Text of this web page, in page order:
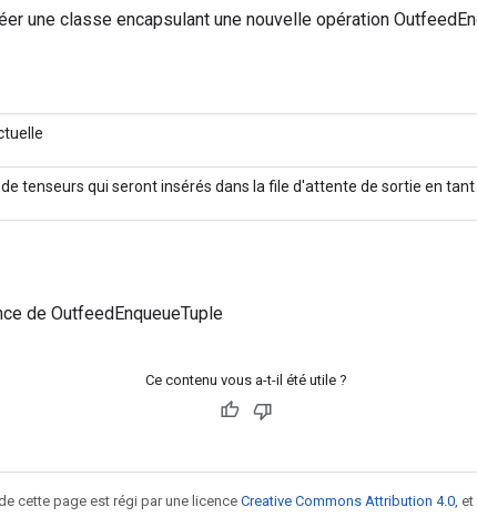
une classe encapsulant une nouvelle opération
tenseurs qui seront insérés dans la file d'attente de sortie en tant
de OutfeedEnqueueTuple
Ce contenu vous a-t-il été utile ?
cette page est régi par une licenceCreative Commons Attribution 4.0 ,